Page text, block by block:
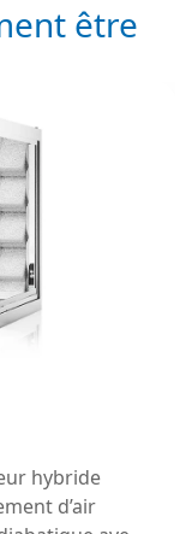
être
hybride
d’air